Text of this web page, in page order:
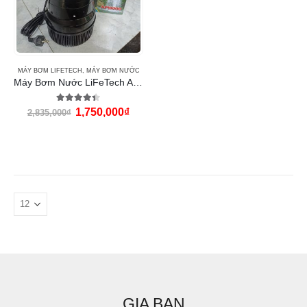
MÁY BƠM LIFETECH MÁY BƠM NƯỚC
4.33 out of 5
2,835,000₫ 1,750,000₫